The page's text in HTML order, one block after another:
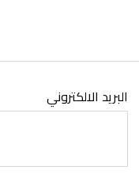
البريد الالكتروني